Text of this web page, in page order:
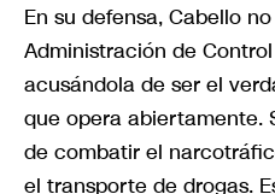
En su defensa, Cabello
Administración de
acusándola de ser el
que opera abiertamente.
de combatir el
el transporte de drogas.